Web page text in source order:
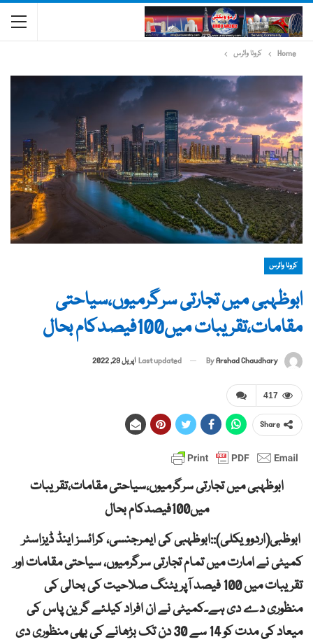
Home کرونا وائرس
کرونا وائرس
ابوظہبی میں تجارتی سرگرمیوں،سیاحتی
مقامات،تقریبات میں100فیصدکام بحال
ByArshad Chaudhary
Last updated اپریل 29, 2022
417
Share
ابوظہبی میں تجارتی سرگرمیوں،سیاحتی مقامات،تقریبات
میں100فیصدکام بحال
ابوظبی(اردوویکلی)::ابوظہبی کی ایمرجنسی، کرائسز اینڈ ڈیزاسٹر
کمیٹی نے امارت میں تمام تجارتی سرگرمیوں، سیاحتی مقامات اور
تقریبات میں 100 فیصد آپریٹنگ صلاحیت کی بحالی کی
منظوری دے دی ہے۔کمیٹی نے ان افراد کیلئے گرین پاس کی
میعاد کی مدت کو 14 سے 30 دن تک بڑھانے کی بھی منظوری دی